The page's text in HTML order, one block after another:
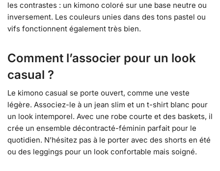
les contrastes : un kimono coloré sur une base neutre ou
inversement. Les couleurs unies dans des tons pastel ou
vifs fonctionnent également très bien.
Comment l’associer pour un look
casual ?
Le kimono casual se porte ouvert, comme une veste
légère. Associez-le à un jean slim et un t-shirt blanc pour
un look intemporel. Avec une robe courte et des baskets, il
crée un ensemble décontracté-féminin parfait pour le
quotidien. N’hésitez pas à le porter avec des shorts en été
ou des leggings pour un look confortable mais soigné.